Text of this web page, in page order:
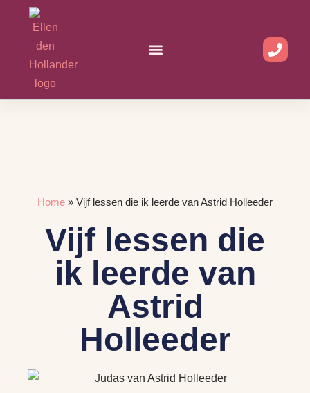
Home » Vijf lessen die ik leerde van Astrid Holleeder
Vijf lessen die
ik leerde van
Astrid
Holleeder